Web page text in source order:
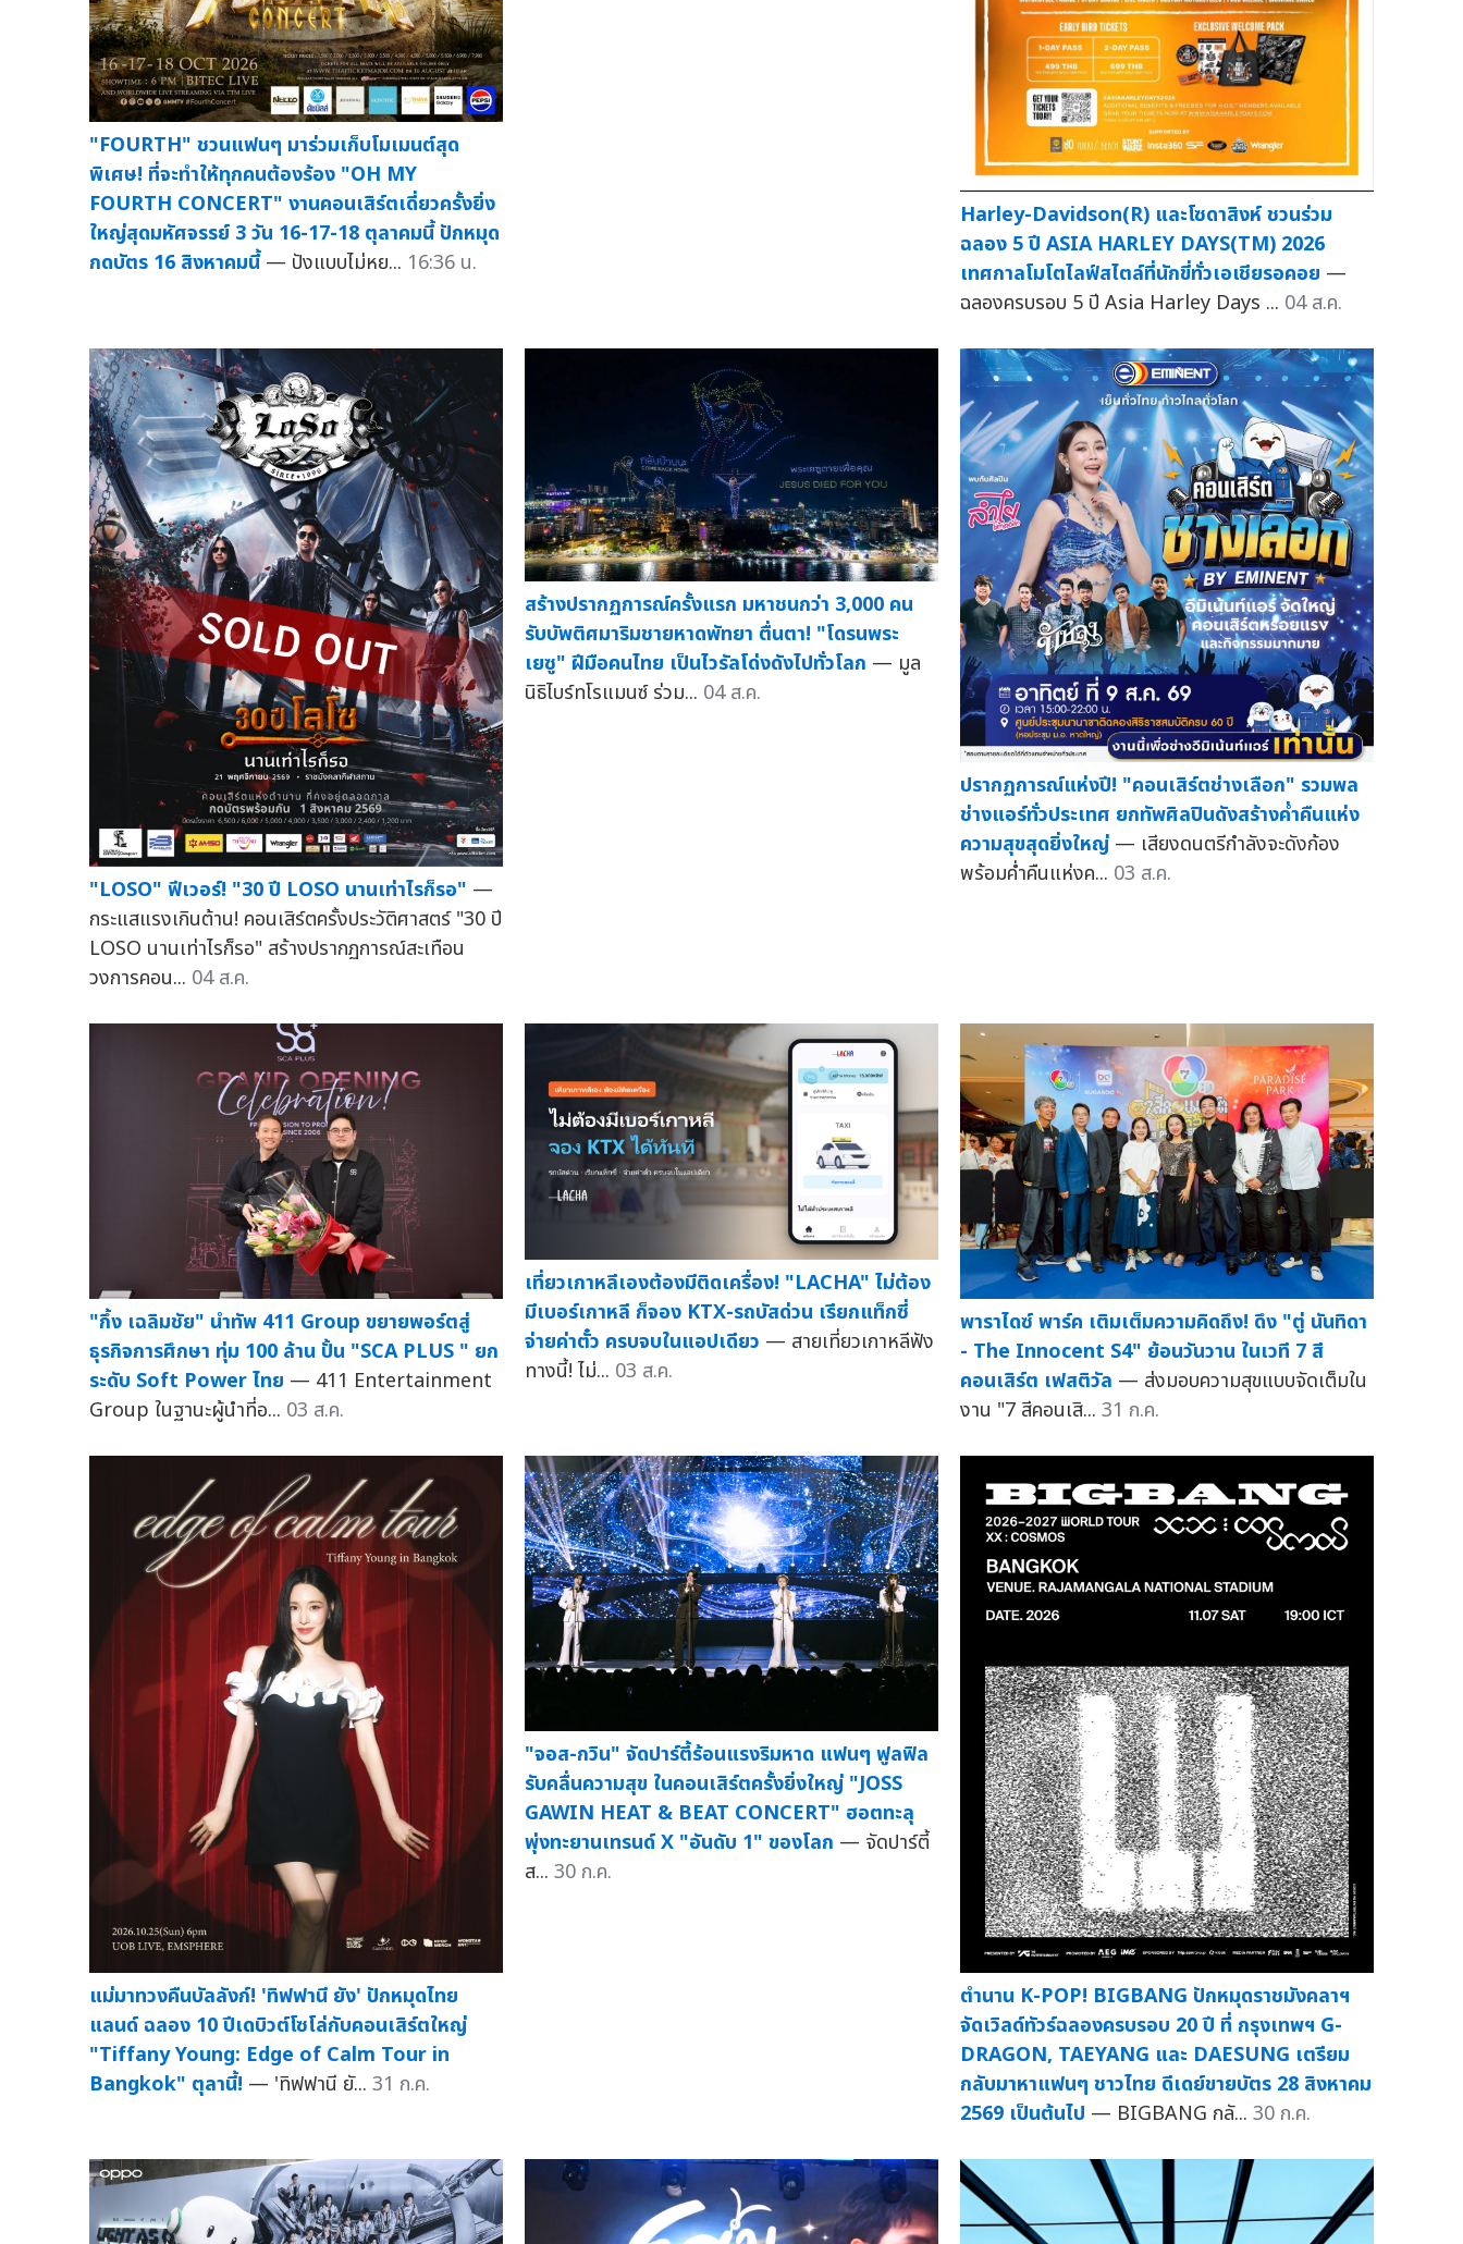
"FOURTH" ชวนแฟนๆ มาร่วมเก็บโมเมนต์สุด
พิเศษ! ที่จะทำให้ทุกคนต้องร้อง "OH MY
FOURTH CONCERT" งานคอนเสิร์ตเดี่ยวครั้งยิ่ง
ใหญ่สุดมหัศจรรย์ 3 วัน 16-17-18 ตุลาคมนี้ ปักหมุด
กดบัตร 16 สิงหาคมนี้ — ปังแบบไม่หย... 16:36 น.
Harley-Davidson(R) และโซดาสิงห์ ชวนร่วม
ฉลอง 5 ปี ASIA HARLEY DAYS(TM) 2026
เทศกาลโมโตไลฟ์สไตล์ที่นักขี่ทั่วเอเชียรอคอย —
ฉลองครบรอบ 5 ปี Asia Harley Days ... 04 ส.ค.
"LOSO" ฟีเวอร์! "30 ปี LOSO นานเท่าไรก็รอ" —
กระแสแรงเกินต้าน! คอนเสิร์ตครั้งประวัติศาสตร์ "30 ปี
LOSO นานเท่าไรก็รอ" สร้างปรากฏการณ์สะเทือน
วงการคอน... 04 ส.ค.
สร้างปรากฏการณ์ครั้งแรก มหาชนกว่า 3,000 คน
รับบัพติศมาริมชายหาดพัทยา ตื่นตา! "โดรนพระ
เยซู" ฝีมือคนไทย เป็นไวรัลโด่งดังไปทั่วโลก — มูล
นิธิไบร์ทโรแมนซ์ ร่วม... 04 ส.ค.
ปรากฏการณ์แห่งปี! "คอนเสิร์ตช่างเลือก" รวมพล
ช่างแอร์ทั่วประเทศ ยกทัพศิลปินดังสร้างค่ำคืนแห่ง
ความสุขสุดยิ่งใหญ่ — เสียงดนตรีกำลังจะดังก้อง
พร้อมค่ำคืนแห่งค... 03 ส.ค.
"กึ้ง เฉลิมชัย" นำทัพ 411 Group ขยายพอร์ตสู่
ธุรกิจการศึกษา ทุ่ม 100 ล้าน ปั้น "SCA PLUS " ยก
ระดับ Soft Power ไทย — 411 Entertainment
Group ในฐานะผู้นำที่อ... 03 ส.ค.
เที่ยวเกาหลีเองต้องมีติดเครื่อง! "LACHA" ไม่ต้อง
มีเบอร์เกาหลี ก็จอง KTX-รถบัสด่วน เรียกแท็กซี่
จ่ายค่าตั๋ว ครบจบในแอปเดียว — สายเที่ยวเกาหลีฟัง
ทางนี้! ไม่... 03 ส.ค.
พาราไดซ์ พาร์ค เติมเต็มความคิดถึง! ดึง "ตู่ นันทิดา
- The Innocent S4" ย้อนวันวาน ในเวที 7 สี
คอนเสิร์ต เฟสติวัล — ส่งมอบความสุขแบบจัดเต็มใน
งาน "7 สีคอนเสิ... 31 ก.ค.
แม่มาทวงคืนบัลลังก์! 'ทิฟฟานี ยัง' ปักหมุดไทย
แลนด์ ฉลอง 10 ปีเดบิวต์โซโล่กับคอนเสิร์ตใหญ่
"Tiffany Young: Edge of Calm Tour in
Bangkok" ตุลานี้! — 'ทิฟฟานี ยั... 31 ก.ค.
"จอส-กวิน" จัดปาร์ตี้ร้อนแรงริมหาด แฟนๆ ฟูลฟิล
รับคลื่นความสุข ในคอนเสิร์ตครั้งยิ่งใหญ่ "JOSS
GAWIN HEAT & BEAT CONCERT" ฮอตทะลุ
พุ่งทะยานเทรนด์ X "อันดับ 1" ของโลก — จัดปาร์ตี้
ส... 30 ก.ค.
ตำนาน K-POP! BIGBANG ปักหมุดราชมังคลาฯ
จัดเวิลด์ทัวร์ฉลองครบรอบ 20 ปี ที่ กรุงเทพฯ G-
DRAGON, TAEYANG และ DAESUNG เตรียม
กลับมาหาแฟนๆ ชาวไทย ดีเดย์ขายบัตร 28 สิงหาคม
2569 เป็นต้นไป — BIGBANG กลั... 30 ก.ค.